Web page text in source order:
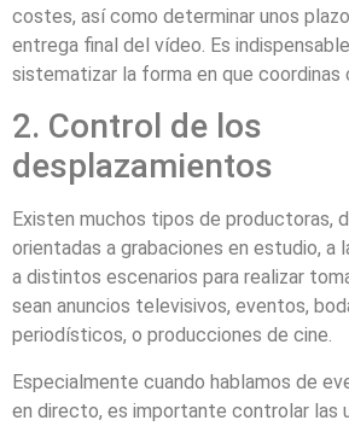
costes, así como determinar unos
entrega final del vídeo. Es
sistematizar la forma en que coordinas
2. Control de los
desplazamientos
Existen muchos tipos de productoras,
orientadas a grabaciones en estudio, a
a distintos escenarios para realizar
sean anuncios televisivos, eventos,
periodísticos, o producciones de cine.
Especialmente cuando hablamos de
en directo, es importante controlar las